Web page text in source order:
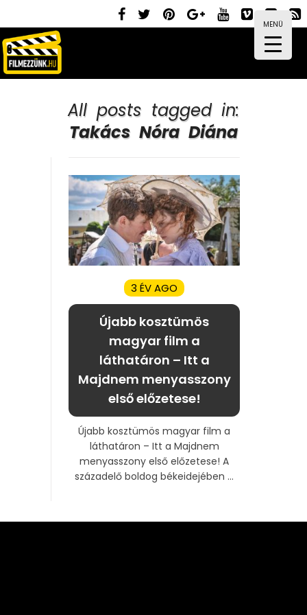
MENÜ
All posts tagged in:
Takács Nóra Diána
3 ÉV AGO
Újabb kosztümös
magyar film a
láthatáron – Itt a
Majdnem menyasszony
első előzetese!
Újabb kosztümös magyar film a
láthatáron – Itt a Majdnem
menyasszony első előzetese! A
századelő boldog békeidejében ...